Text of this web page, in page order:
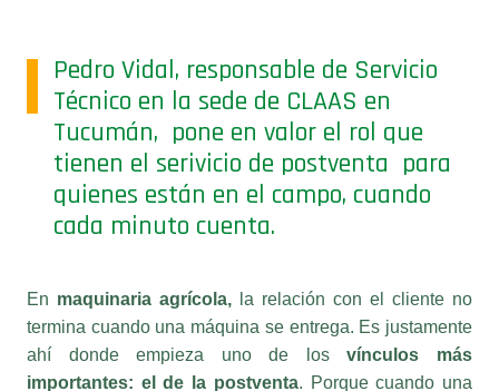
Técnico en la sede de CLAAS en
Tucumán, pone en valor el rol que
tienen el serivicio de postventa para
quienes están en el campo, cuando
cada minuto cuenta.
termina cuando una máquina se entrega. Es justamente
ahí donde empieza uno de losvínculos más
importantes: el de la postventa
. Porque cuando una
máquina para de trabajar en plena campaña se detiene